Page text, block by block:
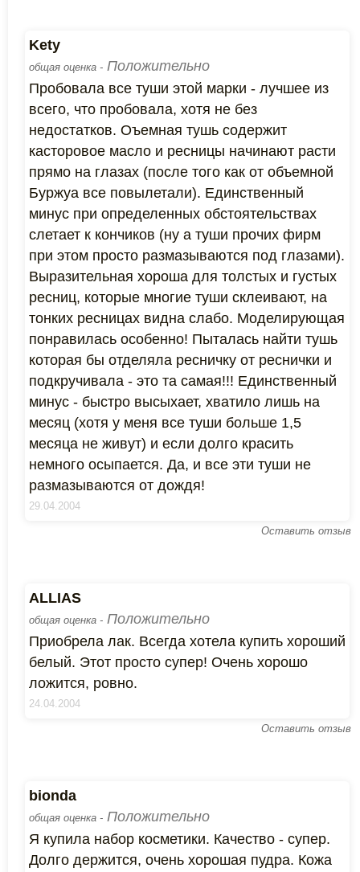
Kety
общая оценка - Положительно
Пробовала все туши этой марки - лучшее из
всего, что пробовала, хотя не без
недостатков. Оъемная тушь содержит
касторовое масло и ресницы начинают расти
прямо на глазах (после того как от объемной
Буржуа все повылетали). Единственный
минус при определенных обстоятельствах
слетает к кончиков (ну а туши прочих фирм
при этом просто размазываются под глазами).
Выразительная хороша для толстых и густых
ресниц, которые многие туши склеивают, на
тонких ресницах видна слабо. Моделирующая
понравилась особенно! Пыталась найти тушь
которая бы отделяла ресничку от реснички и
подкручивала - это та самая!!! Единственный
минус - быстро высыхает, хватило лишь на
месяц (хотя у меня все туши больше 1,5
месяца не живут) и если долго красить
немного осыпается. Да, и все эти туши не
размазываются от дождя!
29.04.2004
Оставить отзыв
ALLIAS
общая оценка - Положительно
Приобрела лак. Всегда хотела купить хороший
белый. Этот просто супер! Очень хорошо
ложится, ровно.
24.04.2004
Оставить отзыв
bionda
общая оценка - Положительно
Я купила набор косметики. Качество - супер.
Долго держится, очень хорошая пудра. Кожа